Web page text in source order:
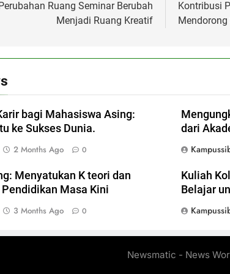
Ruang Seminar Berubah
Menjadi Ruang Kreatif
Kontribusi
bagi Mahasiswa Asing:
ke Sukses Dunia.
2 Months Ago 0
dari
Menyatukan K teori dan
Masa Kini
3 Months Ago 0
Kuliah
Belajar
Newsmatic - News